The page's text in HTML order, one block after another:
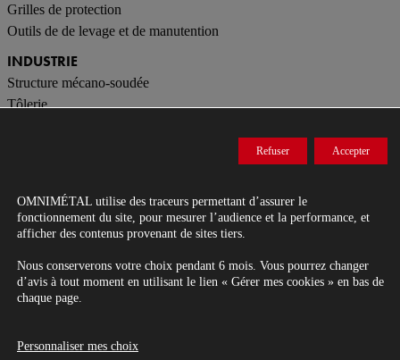
Grilles de protection
Outils de de levage et de manutention
INDUSTRIE
Structure mécano-soudée
Tôlerie
CONTACT
Entreprise de metallerie-serrurerie dans le Grand Ouest.
Conception, fabrication et pose d’ouvrages métalliques.
Mentions légales-Gestion des données personnelles
OMNIMÉTAL utilise des traceurs permettant d’assurer le
fonctionnement du site, pour mesurer l’audience et la performance, et
afficher des contenus provenant de sites tiers.
Nous conserverons votre choix pendant 6 mois. Vous pourrez changer
d’avis à tout moment en utilisant le lien « Gérer mes cookies » en bas de
chaque page.
Personnaliser mes choix
Accepter
Refuser